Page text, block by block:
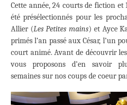
Cette année, 24 courts de fiction
été présélectionnés pour les
Allier (Les Petites mains) et Ayce
primés l’an passé aux César, l’un
court animé. Avant de découvrir
vous proposons d’en savoir
semaines sur nos coups de coeur